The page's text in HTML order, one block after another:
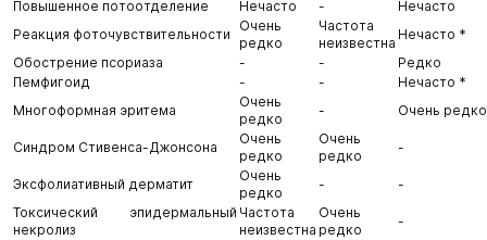
Повышенное потоотделение
Нечасто -
Нечасто
Реакция фоточувствительности
Очень
редко
Частота
неизвестна
Нечасто *
Обострение псориаза
- -
Редко
Пемфигоид
- -
Нечасто *
Многоформная эритема
Очень
редко
- Очень редко
Синдром Стивенса-Джонсона
Очень
редко
Очень
редко
-
Эксфолиативный дерматит
Очень
редко
-
-
Токсический эпидермальный
некролиз
Частота
неизвестна
Очень
редко
-